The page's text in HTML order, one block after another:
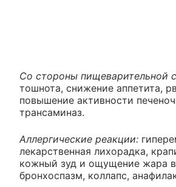
Со стороны пищеварительной
тошнота, снижение аппетита,
повышение активности
трансаминаз.
Аллергические реакции:
лекарственная лихорадка,
кожный зуд и ощущение жара
бронхоспазм, коллапс,